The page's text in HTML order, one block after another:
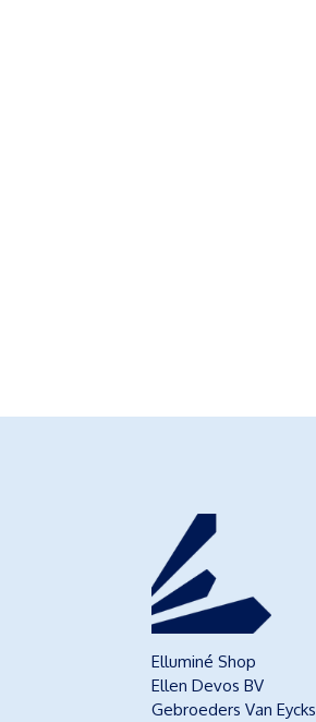
Elluminé Shop
Ellen Devos BV
Gebroeders Van